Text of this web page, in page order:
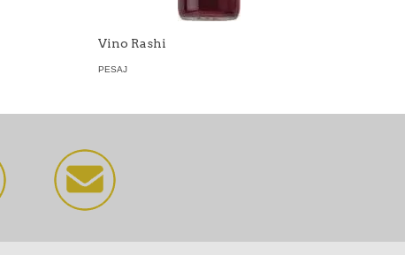
Vino Rashi
PESAJ